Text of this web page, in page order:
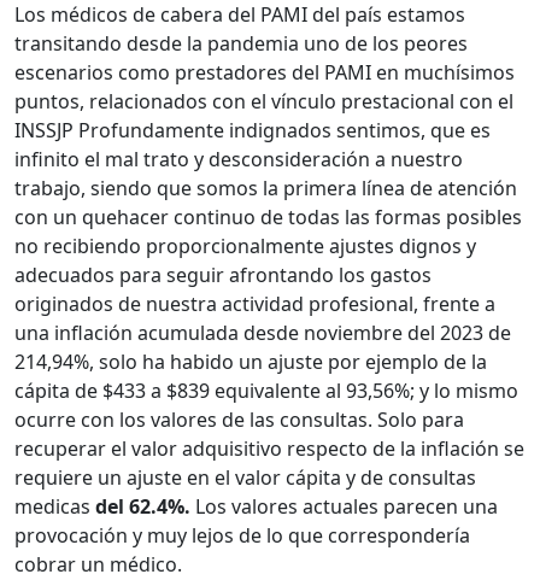
Los médicos de cabera del PAMI del país estamos
transitando desde la pandemia uno de los peores
escenarios como prestadores del PAMI en muchísimos
puntos, relacionados con el vínculo prestacional con el
INSSJP Profundamente indignados sentimos, que es
infinito el mal trato y desconsideración a nuestro
trabajo, siendo que somos la primera línea de atención
con un quehacer continuo de todas las formas posibles
no recibiendo proporcionalmente ajustes dignos y
adecuados para seguir afrontando los gastos
originados de nuestra actividad profesional, frente a
una inflación acumulada desde noviembre del 2023 de
214,94%, solo ha habido un ajuste por ejemplo de la
cápita de $433 a $839 equivalente al 93,56%; y lo mismo
ocurre con los valores de las consultas. Solo para
recuperar el valor adquisitivo respecto de la inflación se
requiere un ajuste en el valor cápita y de consultas
medicas del 62.4%. Los valores actuales parecen una
provocación y muy lejos de lo que correspondería
cobrar un médico.